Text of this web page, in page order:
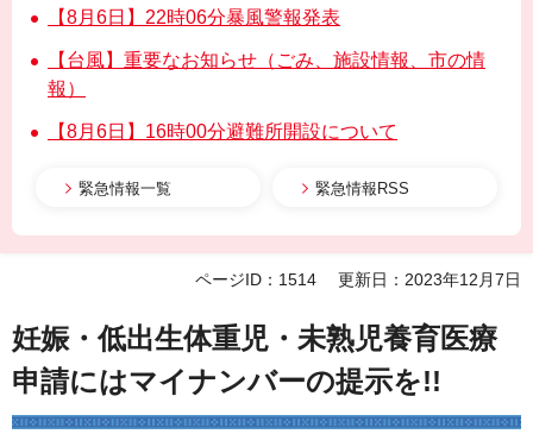
【8月6日】22時06分暴風警報発表
【台風】重要なお知らせ（ごみ、施設情報、市の情
報）
【8月6日】16時00分避難所開設について
緊急情報一覧 緊急情報RSS
ページID：1514 更新日：2023年12月7日
妊娠・低出生体重児・未熟児養育医療
申請にはマイナンバーの提示を!!